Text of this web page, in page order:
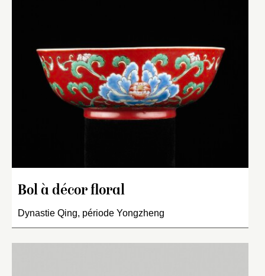
Bol à décor floral
Dynastie Qing, période Yongzheng